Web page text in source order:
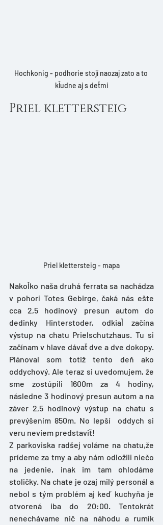
Hochkonig - podhorie stojí naozaj zato a to
kľudne aj s deťmi
Priel klettersteig
Priel klettersteig - mapa
Nakoľko naša druhá ferrata sa nachádza
v pohorí Totes Gebirge, čaká nás ešte
cca 2,5 hodinový presun autom do
dedinky Hinterstoder, odkiaľ začína
výstup na chatu Prielschutzhaus. Tu si
začínam v hlave dávať dve a dve dokopy.
Plánoval som totiž tento deň ako
oddychový. Ale teraz si uvedomujem, že
sme zostúpili 1600m za 4 hodiny,
následne 3 hodinový presun autom a na
záver 2,5 hodinový výstup na chatu s
prevýšením 850m. No lepší  oddych si
veru neviem predstaviť!
Z parkoviska radšej voláme na chatu,že
prídeme za tmy a aby nám odložili niečo
na jedenie, inak im tam ohlodáme
stoličky. Na chate je ozaj milý personál a
nebol s tým problém aj keď kuchyňa je
otvorená iba do 20:00. Tentokrát
nenechávame nič na náhodu a rumík